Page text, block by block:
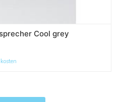
Cool grey